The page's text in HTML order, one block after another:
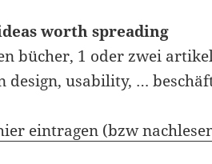
worth spreading
bücher, 1 oder zwei
design, usability, …
eintragen (bzw